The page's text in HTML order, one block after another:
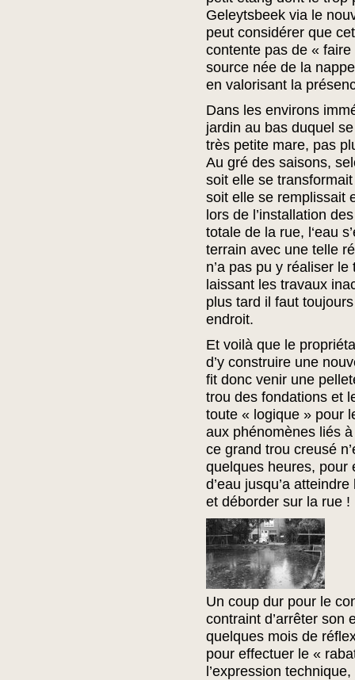
Geleytsbeek via le
peut considérer que
contente pas de « faire
source née de la
en valorisant la
Dans les environs
jardin au bas duquel
très petite mare, pas
Au gré des saisons,
soit elle se
soit elle se remplissait
lors de l’installation
totale de la rue, l‘eau
terrain avec une telle
n’a pas pu y réaliser
laissant les travaux
plus tard il faut
endroit.
Et voilà que le
d’y construire une
fit donc venir une
trou des fondations et
toute « logique » pour
aux phénomènes liés
ce grand trou creusé
quelques heures, pour
d’eau jusqu’a
et déborder sur la rue !
Un coup dur pour le
contraint d’arrêter son
quelques mois de
pour effectuer le «
l’expression